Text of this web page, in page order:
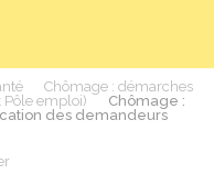
Chômage : démarches
Pôle emploi)
Chômage :
des demandeurs